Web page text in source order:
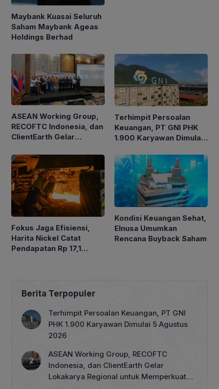
Maybank Kuasai Seluruh
Saham Maybank Ageas
Holdings Berhad
ASEAN Working Group,
RECOFTC Indonesia, dan
ClientEarth Gelar
untuk Memperkuat Tata
Kelola Perhutanan Sosial
Terhimpit Persoalan
Keuangan, PT GNI PHK
1.900 Karyawan Dimulai
Fokus Jaga Efisiensi,
Harita Nickel Catat
Pendapatan Rp 17,1
Kondisi Keuangan Sehat,
Elnusa Umumkan
Rencana Buyback Saham
Berita Terpopuler
Terhimpit Persoalan Keuangan, PT GNI
PHK 1.900 Karyawan Dimulai 5 Agustus
2026
ASEAN Working Group, RECOFTC
Indonesia, dan ClientEarth Gelar
Lokakarya Regional untuk Memperkuat